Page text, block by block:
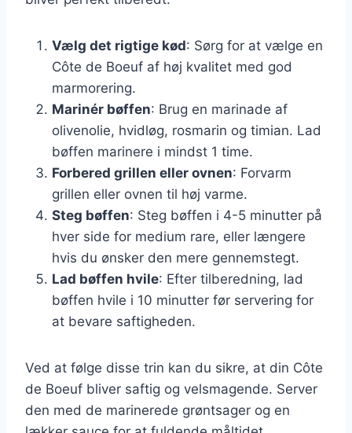
Vælg det rigtige kød: Sørg for at vælge en
Côte de Boeuf af høj kvalitet med god
marmorering.
Marinér bøffen: Brug en marinade af
olivenolie, hvidløg, rosmarin og timian. Lad
bøffen marinere i mindst 1 time.
Forbered grillen eller ovnen: Forvarm
grillen eller ovnen til høj varme.
Steg bøffen: Steg bøffen i 4-5 minutter på
hver side for medium rare, eller længere
hvis du ønsker den mere gennemstegt.
Lad bøffen hvile: Efter tilberedning, lad
bøffen hvile i 10 minutter før servering for
at bevare saftigheden.
Ved at følge disse trin kan du sikre, at din Côte
de Boeuf bliver saftig og velsmagende. Server
den med de marinerede grøntsager og en